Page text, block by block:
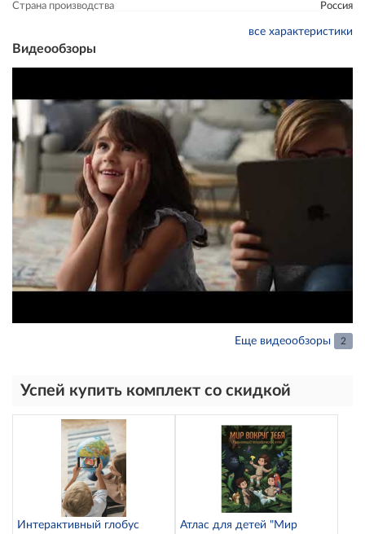
Страна производства
Россия
все характеристики
Видеообзоры
Еще видеообзоры 2
Успей купить комплект со скидкой
Интерактивный глобус
Атлас для детей "Мир